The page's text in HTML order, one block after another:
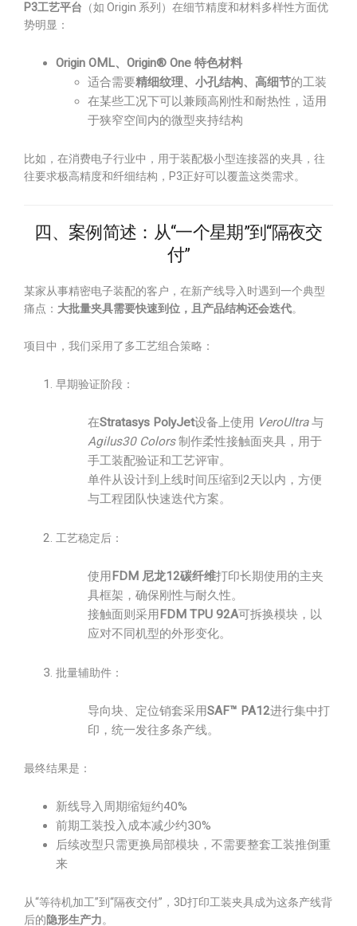
P3工艺平台 （如 Origin 系列）在细节精度和材料多样性方面优
势明显：
Origin OML、Origin® One 特色材料
适合需要精细纹理、小孔结构、高细节的工装
在某些工况下可以兼顾高刚性和耐热性，适用
于狭窄空间内的微型夹持结构
比如，在消费电子行业中，用于装配极小型连接器的夹具，往
往要求极高精度和纤细结构，P3正好可以覆盖这类需求。
四、案例简述：从“一个星期”到“隔夜交
付”
某家从事精密电子装配的客户，在新产线导入时遇到一个典型
痛点： 大批量夹具需要快速到位，且产品结构还会迭代。
项目中，我们采用了多工艺组合策略：
早期验证阶段：
在Stratasys PolyJet设备上使用 VeroUltra与
Agilus30 Colors制作柔性接触面夹具，用于
手工装配验证和工艺评审。
单件从设计到上线时间压缩到2天以内，方便
与工程团队快速迭代方案。
工艺稳定后：
使用 FDM 尼龙12碳纤维打印长期使用的主夹
具框架，确保刚性与耐久性。
接触面则采用 FDM TPU 92A可拆换模块，以
应对不同机型的外形变化。
批量辅助件：
导向块、定位销套采用SAF™ PA12进行集中打
印，统一发往多条产线。
最终结果是：
新线导入周期缩短约40%
前期工装投入成本减少约30%
后续改型只需更换局部模块，不需要整套工装推倒重
来
从“等待机加工”到“隔夜交付”，3D打印工装夹具成为这条产线背
后的隐形生产力。